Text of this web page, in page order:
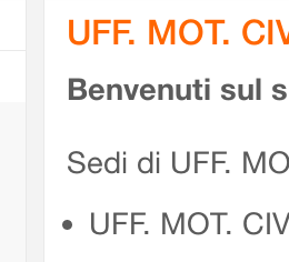
UFF. MOT.
Benvenuti sul
Sedi di UFF.
UFF. MOT.